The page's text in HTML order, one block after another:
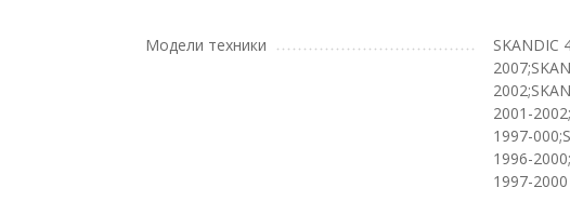
Модели техники
SKANDIC
2001-
1997-
1996-
1997-2000